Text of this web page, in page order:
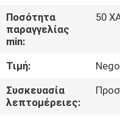
ΠΟΙΟΤΙΚΌΣ
ΈΛΕΓΧΟΣ
ΜΑΣ
ΕΛΆΤΕ
Ποσότητα
παραγγελίας
min:
50
Τιμή:
Συσκευασία
λεπτομέρειες: